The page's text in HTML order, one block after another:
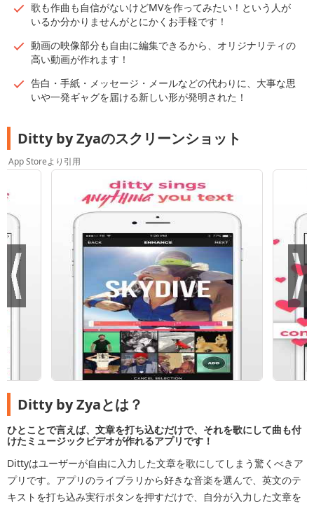
歌も作曲も自信がないけどMVを作ってみたい！という人が
いるか分かりませんがとにかくお手軽です！
動画の映像部分も自由に編集できるから、オリジナリティの
高い動画が作れます！
告白・手紙・メッセージ・メールなどの代わりに、大事な思
いや一発ギャグを届ける新しい形が発明された！
Ditty by Zyaのスクリーンショット
App Storeより引用
Ditty by Zyaとは？
ひとことで言えば、文章を打ち込むだけで、それを歌にして曲も付
けたミュージックビデオが作れるアプリです！
Dittyはユーザーが自由に入力した文章を歌にしてしまう驚くべきア
プリです。アプリのライブラリから好きな音楽を選んで、英文のテ
キストを打ち込み実行ボタンを押すだけで、自分が入力した文章を